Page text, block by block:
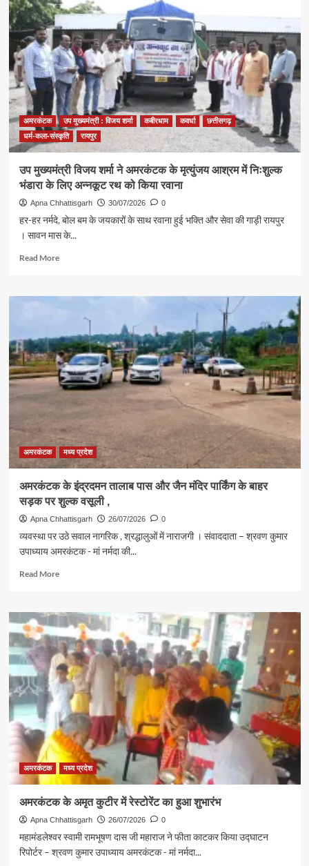
बड़े
धूमधाम
से
मनाया
गया
गुरु
पूर्णिमा
महोत्सव
अमरकंटक उप मुख्यमंत्री : विजय शर्मा कबीरधाम कवर्धा
छत्तीसगढ़
धर्म-कला-संस्कृति
रायपुर
उप मुख्यमंत्री विजय शर्मा ने अमरकंटक के मृत्युंजय आश्रम में निःशुल्क
भंडारा के लिए अन्नकूट रथ को किया रवाना
Apna Chhattisgarh 30/07/2026 0
हर-हर नर्मदे, बोल बम के जयकारों के साथ रवाना हुई भक्ति और सेवा की गाड़ी रायपुर
। सावन मास के...
Read MoreRead
उप
मुख्यमंत्री
शर्मा
ने
अमरकंटक
के
मृत्युंजय
निःशुल्क
भंडारा
के
लिए
अन्नकूट
रथ
को
किया
रवाना
अमरकंटक मध्य प्रदेश
अमरकंटक के इंद्रदमन तालाब पास और जैन मंदिर पार्किंग के बाहर
सड़क पर शुल्क वसूली ,
Apna Chhattisgarh 26/07/2026 0
व्यवस्था पर उठे सवाल नागरिक , श्रद्धालुओं में नाराजगी । संवाददाता – श्रवण कुमार
उपाध्याय अमरकंटक - मां नर्मदा की...
Read MoreRead
अमरकंटक
के
इंद्रदमन
तालाब
पास
और
जैन
मंदिर
पार्किंग
के
बाहर
सड़क
पर
शुल्क
वसूली
,
अमरकंटक मध्य प्रदेश
अमरकंटक के अमृत कुटीर में रेस्टोरेंट का हुआ शुभारंभ
Apna Chhattisgarh 26/07/2026 0
महामंडलेश्वर स्वामी रामभूषण दास जी महाराज ने फीता काटकर किया उद्घाटन
रिपोर्टर – श्रवण कुमार उपाध्याय अमरकंटक - मां नर्मदा...